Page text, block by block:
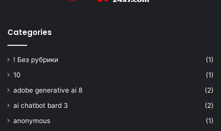
Categories
! Без рубрики
(1)
10
(1)
adobe generative ai 8
(2)
ai chatbot bard 3
(2)
anonymous
(1)